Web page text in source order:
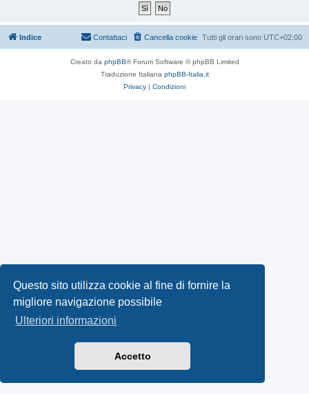
Questo sito utilizza cookie al fine di fornire la
migliore navigazione possibile
Ulteriori informazioni
Accetto
Indice Tutti gli orari sono UTC+02:00
Cancella cookie
Contattaci
Creato da phpBB® Forum Software © phpBB Limited
Traduzione Italiana phpBB-Italia.it
Privacy | Condizioni